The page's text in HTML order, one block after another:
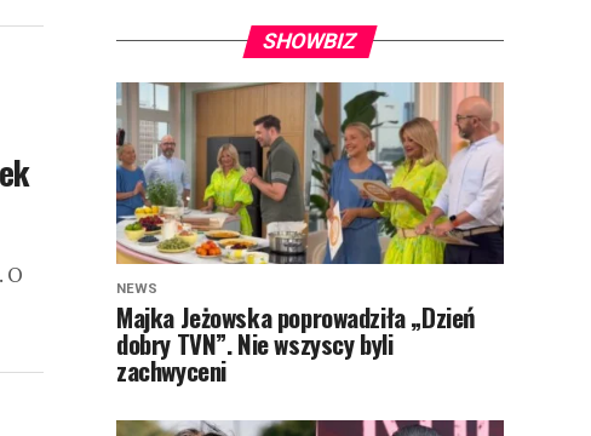
O
SHOWBIZ
NEWS
Majka Jeżowska poprowadziła „Dzień
dobry TVN”. Nie wszyscy byli
zachwyceni